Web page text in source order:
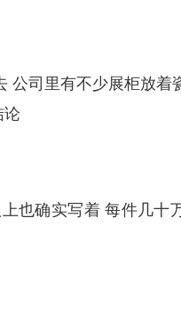
司里有不少展柜放着
确实写着 每件几十